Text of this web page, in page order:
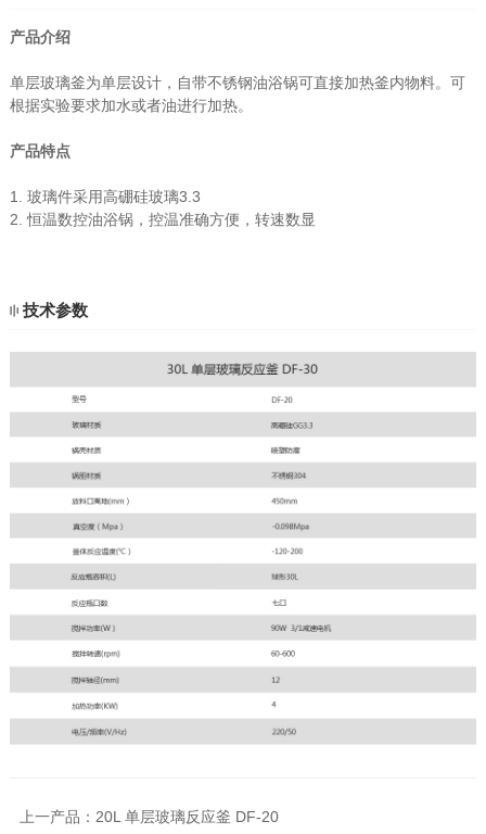
产品介绍
单层玻璃釜为单层设计，自带不锈钢油浴锅可直接加热釜内物料。可
根据实验要求加水或者油进行加热。
产品特点
1. 玻璃件采用高硼硅玻璃3.3
2. 恒温数控油浴锅，控温准确方便，转速数显
技术参数
上一产品： 20L 单层玻璃反应釜 DF-20